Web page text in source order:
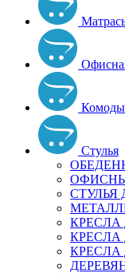
Комоды
Стулья
СТУЛЬЯ
КРЕСЛА
КРЕСЛА
КРЕСЛА